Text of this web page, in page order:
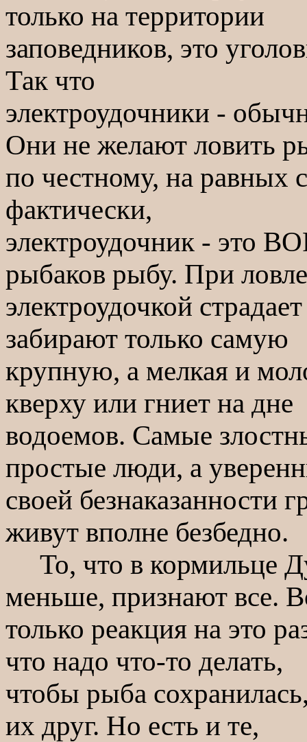
только на территории
заповедников, это
Так что
электроудочники -
Они не желают ловить
по честному, на равных
фактически,
электроудочник - это
рыбаков рыбу. При ловле
электроудочкой
забирают только самую
крупную, а мелкая и
кверху или гниет на дне
водоемов. Самые
простые люди, а
своей безнаказанности
живут вполне безбедно.
То, что в кормильце
меньше, признают все.
только реакция на это
что надо что-то делать,
чтобы рыба
их друг. Но есть и те,